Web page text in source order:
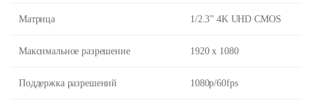
Матрица 1/2.3” 4K UHD CMOS
Максимальное разрешение 1920 х 1080
Поддержка разрешений 1080p/60fps